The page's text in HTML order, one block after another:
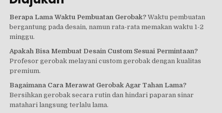
Berapa Lama Waktu Pembuatan Gerobak? Waktu pembuatan
bergantung pada desain, namun rata-rata memakan waktu 1-2
minggu.
Apakah Bisa Membuat Desain Custom Sesuai Permintaan?
Profesor gerobak melayani custom gerobak dengan kualitas
premium.
Bagaimana Cara Merawat Gerobak Agar Tahan Lama?
Bersihkan gerobak secara rutin dan hindari paparan sinar
matahari langsung terlalu lama.